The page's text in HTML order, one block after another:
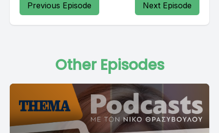
Previous Episode Next Episode
Other Episodes